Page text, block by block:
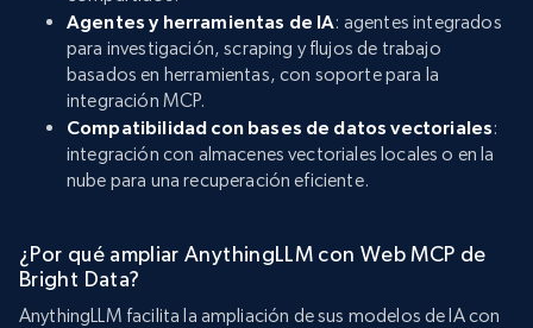
Agentes y herramientas de IA: agentes integrados
para investigación, scraping y flujos de trabajo
basados en herramientas, con soporte para la
integración MCP.
Compatibilidad con bases de datos vectoriales:
integración con almacenes vectoriales locales o en la
nube para una recuperación eficiente.
¿Por qué ampliar AnythingLLM con Web MCP de
Bright Data?
AnythingLLM facilita la ampliación de sus modelos de IA con